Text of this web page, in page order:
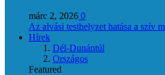
márc 2, 2026 0
Az alvási testhelyzet hatása a szív
Hírek
Dél-Dunántúl
Országos
Featured